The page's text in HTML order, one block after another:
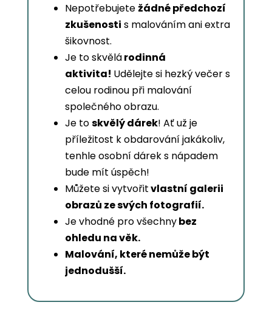
Nepotřebujete žádné předchozí
zkušenosti s malováním ani extra
šikovnost.
Je to skvělárodinná
aktivita! Udělejte si hezký večer s
celou rodinou při malování
společného obrazu.
Je toskvělý dárek! Ať už je
příležitost k obdarování jakákoliv,
tenhle osobní dárek s nápadem
bude mít úspěch!
Můžete si vytvořitvlastní galerii
obrazů ze svých fotografií.
Je vhodné pro všechnybez
ohledu na věk.
Malování, které nemůže být
jednodušší.